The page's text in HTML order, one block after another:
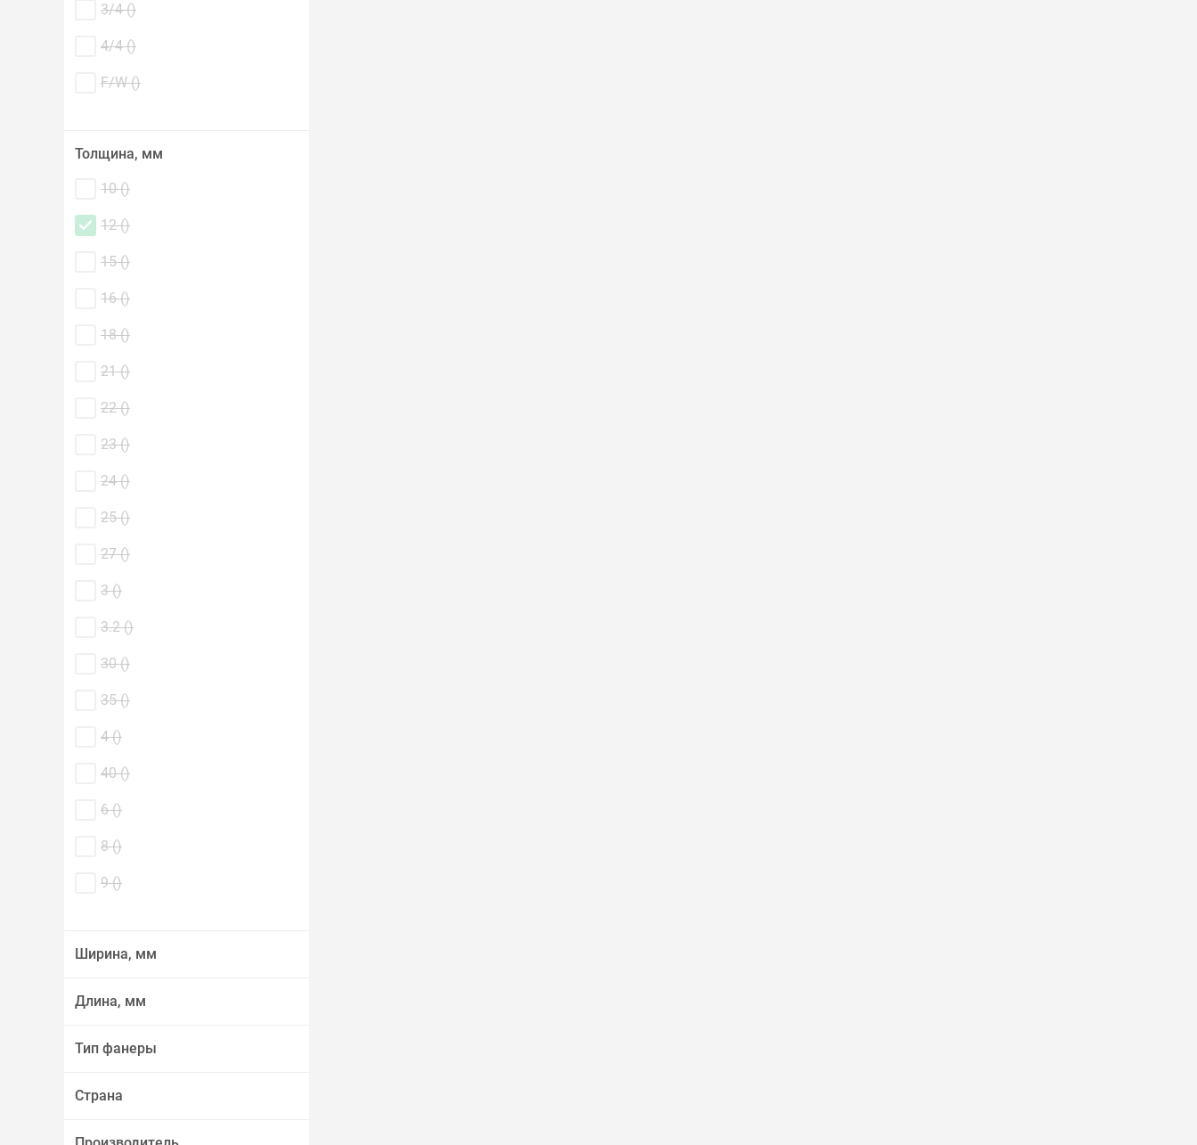
3/4 ()
4/4 ()
F/W ()
Толщина, мм
10 ()
12 ()
15 ()
16 ()
18 ()
21 ()
22 ()
23 ()
24 ()
25 ()
27 ()
3 ()
3.2 ()
30 ()
35 ()
4 ()
40 ()
6 ()
8 ()
9 ()
Ширина, мм
Длина, мм
Тип фанеры
Страна